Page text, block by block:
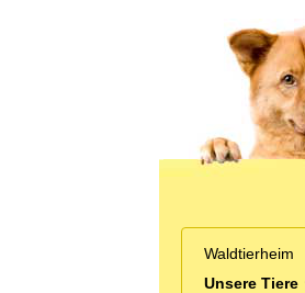
Waldtierheim
Unsere Tiere